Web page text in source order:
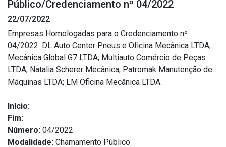
Secretarias
Administração
Agricultura e Meio Ambiente
Assistência Social
Educação, Cultura, Desporto e Turismo
Público/Credenciamento nº 04/2022
22/07/2022
Empresas Homologadas para o Credenciamento nº
04/2022: DL Auto Center Pneus e Oficina Mecânica LTDA;
Mecânica Global G7 LTDA; Multiauto Comércio de Peças
LTDA; Natalia Scherer Mecânica; Patromak Manutenção de
Máquinas LTDA; LM Oficina Mecânica LTDA.
Início:
Fim:
Número: 04/2022
Modalidade: Chamamento Público